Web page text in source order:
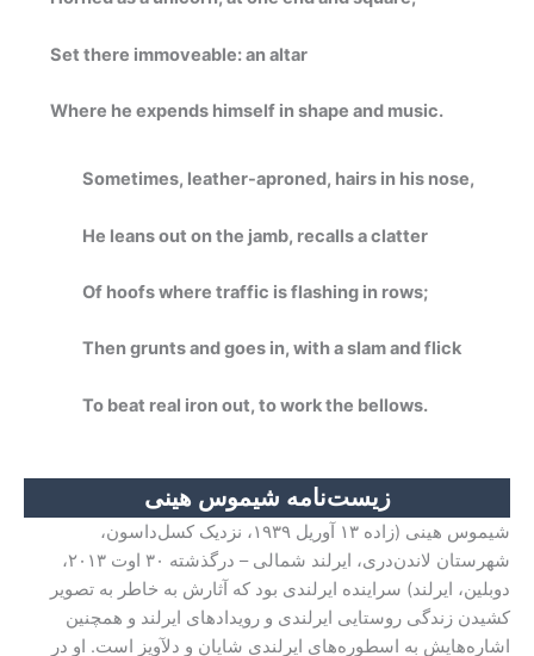
Set there immoveable: an altar
Where he expends himself in shape and music.
Sometimes, leather-aproned, hairs in his nose,
He leans out on the jamb, recalls a clatter
Of hoofs where traffic is flashing in rows;
Then grunts and goes in, with a slam and flick
To beat real iron out, to work the bellows.
زیست‌نامه شیموس هینی
شیموس هینی (زاده ۱۳ آوریل ۱۹۳۹، نزدیک کسل‌داسون،
شهرستان لاندن‌دری، ایرلند شمالی – درگذشته ۳۰ اوت ۲۰۱۳،
دوبلین، ایرلند) سراینده ایرلندی بود که آثارش به خاطر به تصویر
کشیدن زندگی روستایی ایرلندی و رویدادهای ایرلند و همچنین
اشاره‌هایش به اسطوره‌های ایرلندی شایان و دلآویز است. او در